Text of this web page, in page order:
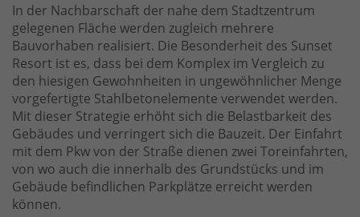
In der Nachbarschaft der nahe dem Stadtzentrum
gelegenen Fläche werden zugleich mehrere
Bauvorhaben realisiert. Die Besonderheit des Sunset
Resort ist es, dass bei dem Komplex im Vergleich zu
den hiesigen Gewohnheiten in ungewöhnlicher Menge
vorgefertigte Stahlbetonelemente verwendet werden.
Mit dieser Strategie erhöht sich die Belastbarkeit des
Gebäudes und verringert sich die Bauzeit. Der Einfahrt
mit dem Pkw von der Straße dienen zwei Toreinfahrten,
von wo auch die innerhalb des Grundstücks und im
Gebäude befindlichen Parkplätze erreicht werden
können.